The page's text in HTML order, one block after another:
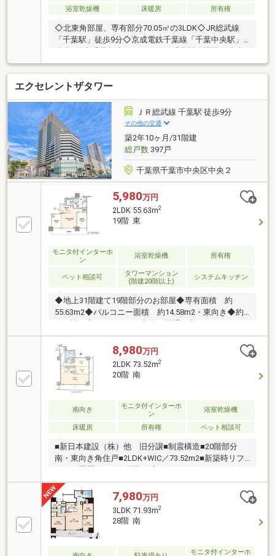
浴室乾燥機
床暖房 所有権
◇北東角部屋、専有部分70.05㎡の3LDK◇JR総武線
「千葉駅」徒歩9分◇京成電鉄千葉線「千葉中央駅」
徒歩5分◇千葉都市モノレール線「葭川公園駅」徒歩2
分◇ペット飼育可能（但し、管理規約による制限あ
り）～充実した設備・仕様～◎LDに床暖房 ◎ディス
ポーザー ◎食器洗浄乾燥機◎浄水器一体型水栓 ◎
浴室暖房乾燥機 ◎オートバス◎車寄せ ◎24時間セ
キュリティ ◎宅配ボックス ◎24時間ゴミ出し可
エクセレントザタワー
ＪＲ総武線 千葉駅 徒歩9分
その他の交通
築2年10ヶ月/31階建
総戸数397戸
千葉県千葉市中央区中央２
5,980万円
2LDK 55.63m2
19階 東
モニタ付インターホ
ン
浴室乾燥機 所有権
ペット相談可
タワーマンション
(階建20階以上)
システムキッチン
◆地上31階建て19階部分のお部屋◆専有面積 約
55.63m2◆バルコニー面積 約14.58m2・東向き◆約
13.6帖の広々としたLDK◆使い勝手の良いキッチン
対面キッチンはお料理しながら会話も楽しめます♪◆
ディスポーザー付き 生ごみをその場で処理でき、
キッチンを清潔に保ちやすい便利な設備です ◆食器
洗浄乾燥機付き◆WICやSICをはじめ豊富な収納スペー
ス 全居室に収納あり◆タワーならでは暮らしごこちを
高める共用施設あり
8,980万円
2LDK 73.52m2
20階 南
南向き
モニタ付インターホ
ン
浴室乾燥機
床暖房 所有権 ペット相談可
■新日本建設（株）他 旧分譲■制震構造■20階部分
南・東向き角住戸■2LDK+WIC／73.52m2■新築時リフ
ォーム履歴有り ・間取り変更（3LDK→2LDK） ・
LDK部分 ブラインドカーテン 設置 ・カップボー
ド 増設 ・キッチン天板御影
石 変更 ・キッチンアクセントパネル 変
更 ・キッチンタッチレス水栓 変更■LD部分最高
天井高約2，650mm■全居室バルコニー向き■全居室収
納付き■千葉都市モノレール「葭川公園」駅 徒歩2
7,980万円
3LDK 71.93m2
28階 南
モニタ付インターホ